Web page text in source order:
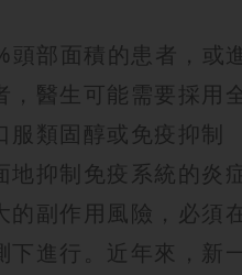
頭部面積的患者，或
，醫生可能需要採用
服類固醇或免疫抑制
地抑制免疫系統的炎
的副作用風險，必須
下進行。近年來，新